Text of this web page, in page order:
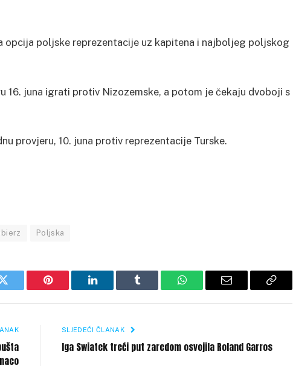
poljske reprezentacije uz kapitena i najboljeg poljskog
16. juna igrati protiv Nizozemske, a potom je čekaju dvoboji s
provjeru, 10. juna protiv reprezentacije Turske.
Poljska
Twitter Pinterest LinkedIn Tumblr WhatsAppEmail
Copy
SLJEDEĆI ČLANAK
Iga Swiatek treći put zaredom osvojila Roland Garros